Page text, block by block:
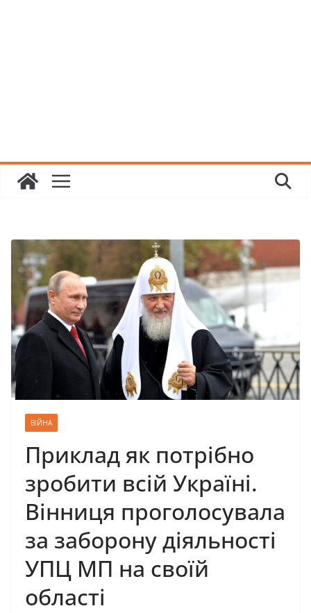
ВІЙНА
Приклад як потрібно
зробити всій Україні.
Вінниця проголосувала
за заборону діяльності
УПЦ МП на своїй
області